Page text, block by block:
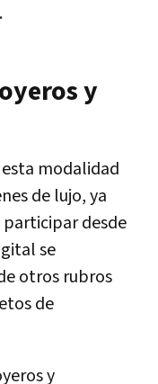
y
esta modalidad
de lujo, ya
desde
se
otros rubros
de
y